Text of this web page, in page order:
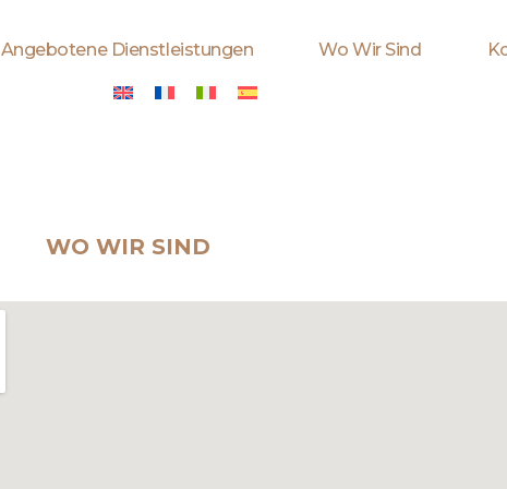
Angebotene Dienstleistungen Wo Wir Sind
WO WIR SIND